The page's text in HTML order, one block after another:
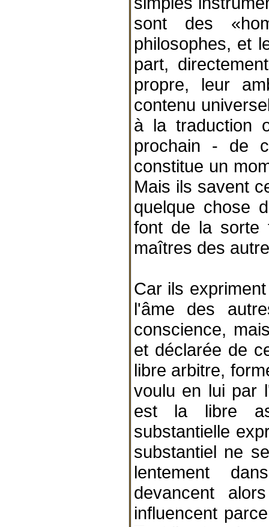
sont des
philosophes, et
part,
propre, leur
contenu
à la traduction
prochain - de
constitue un
Mais ils savent
quelque chose
font de la sorte
maîtres des
Car ils
l'âme des
conscience,
et déclarée de
libre arbitre,
voulu en lui par
est la libre
substantielle
substantiel ne
lentement
devancent
influencent